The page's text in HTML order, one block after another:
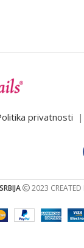
privatnosti |
2023 CREATED